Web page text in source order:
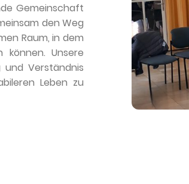
Gemeinschaft
den Weg
Raum, in dem
Unsere
Verständnis
Leben zu